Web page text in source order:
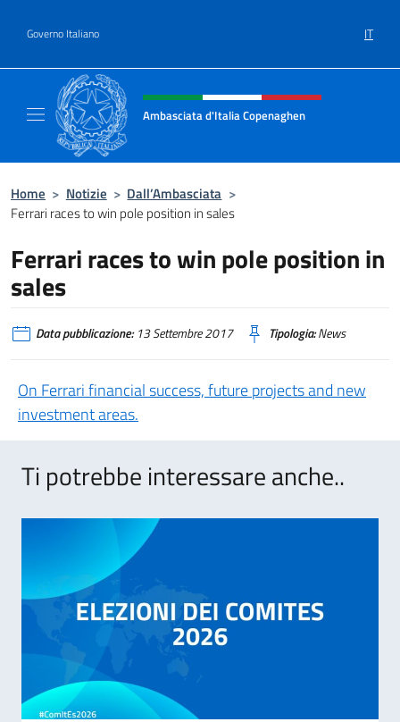
Governo Italiano IT
Intestazione sito, social e menù
Ambasciata d'Italia Copenaghen
Home > Notizie > Dall’Ambasciata >
Ferrari races to win pole position in sales
Ferrari races to win pole position in
sales
Data pubblicazione:13 Settembre 2017 Tipologia:News
On Ferrari financial success, future projects and new
investment areas.
Ti potrebbe interessare anche..